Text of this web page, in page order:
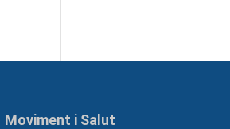
Moviment i Salut